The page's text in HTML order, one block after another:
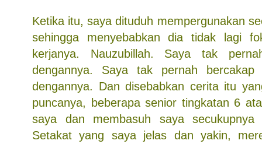
Ketika itu, saya dituduh mempergunakan
sehingga menyebabkan dia tidak lagi
kerjanya. Nauzubillah. Saya tak
dengannya. Saya tak pernah
dengannya. Dan disebabkan cerita itu
puncanya, beberapa senior tingkatan 6
saya dan membasuh saya
Setakat yang saya jelas dan yakin,